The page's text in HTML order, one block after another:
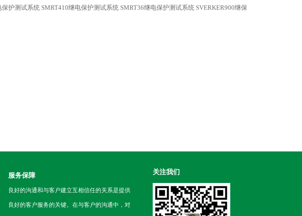
保护测试系统 SMRT410继电保护测试系统 SMRT36继电保护测试系统 SVERKER900继保
服务保障
良好的沟通和与客户建立互相信任的关系是提供
良好的客户服务的关键。在与客户的沟通中，对
关注我们